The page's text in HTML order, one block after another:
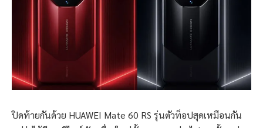
ปิดท้ายกันด้วย HUAWEI Mate 60 RS รุ่นตัวท็อปสุดเหมือนกัน